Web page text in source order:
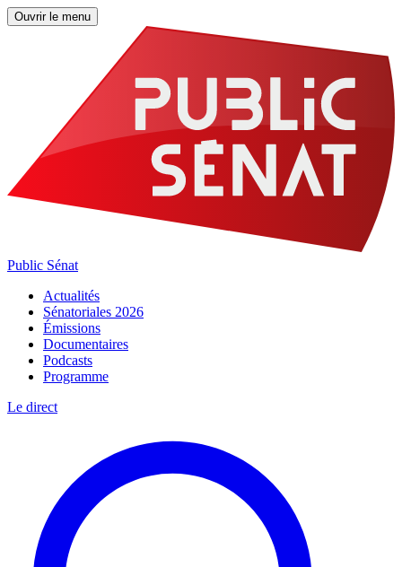
Ouvrir le menu
Public Sénat
Actualités
Sénatoriales 2026
Émissions
Documentaires
Podcasts
Programme
Le direct